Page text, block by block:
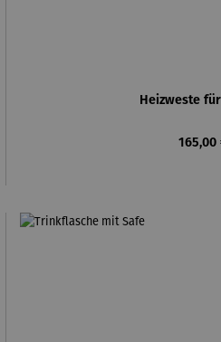
Heizweste
165,00